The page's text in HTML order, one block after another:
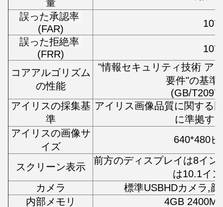
量
誤った承認率
(FAR)
10-7
誤った拒絶率
(FRR)
10-3
コアアルゴリズム
の性能
"情報セキュリティ技術 ア
要件"の基準
(GB/
アイリスの採集基
準
アイリス画像品質に関する
に準拠す
アイリスの画像サ
イズ
640*480
スクリーン表示
前方のディスプレイは8イ
は10.1イ
カメラ
標準USBHDカメラ,
内部メモリ
4GB